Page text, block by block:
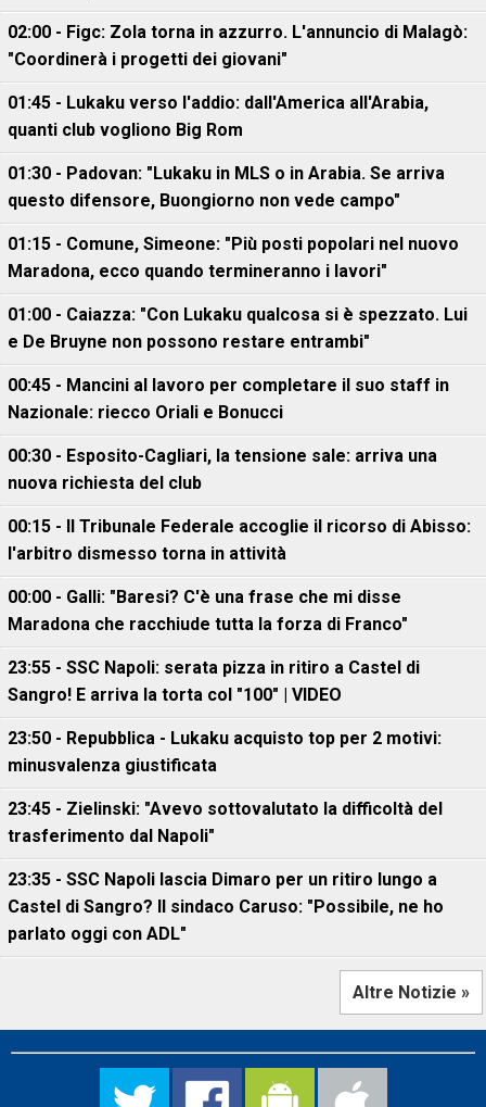
02:00 - Figc: Zola torna in azzurro. L'annuncio di Malagò:
"Coordinerà i progetti dei giovani"
01:45 - Lukaku verso l'addio: dall'America all'Arabia,
quanti club vogliono Big Rom
01:30 - Padovan: "Lukaku in MLS o in Arabia. Se arriva
questo difensore, Buongiorno non vede campo"
01:15 - Comune, Simeone: "Più posti popolari nel nuovo
Maradona, ecco quando termineranno i lavori"
01:00 - Caiazza: "Con Lukaku qualcosa si è spezzato. Lui
e De Bruyne non possono restare entrambi"
00:45 - Mancini al lavoro per completare il suo staff in
Nazionale: riecco Oriali e Bonucci
00:30 - Esposito-Cagliari, la tensione sale: arriva una
nuova richiesta del club
00:15 - Il Tribunale Federale accoglie il ricorso di Abisso:
l'arbitro dismesso torna in attività
00:00 - Galli: "Baresi? C'è una frase che mi disse
Maradona che racchiude tutta la forza di Franco"
23:55 - SSC Napoli: serata pizza in ritiro a Castel di
Sangro! E arriva la torta col "100" | VIDEO
23:50 - Repubblica - Lukaku acquisto top per 2 motivi:
minusvalenza giustificata
23:45 - Zielinski: "Avevo sottovalutato la difficoltà del
trasferimento dal Napoli"
23:35 - SSC Napoli lascia Dimaro per un ritiro lungo a
Castel di Sangro? Il sindaco Caruso: "Possibile, ne ho
parlato oggi con ADL"
Altre Notizie »